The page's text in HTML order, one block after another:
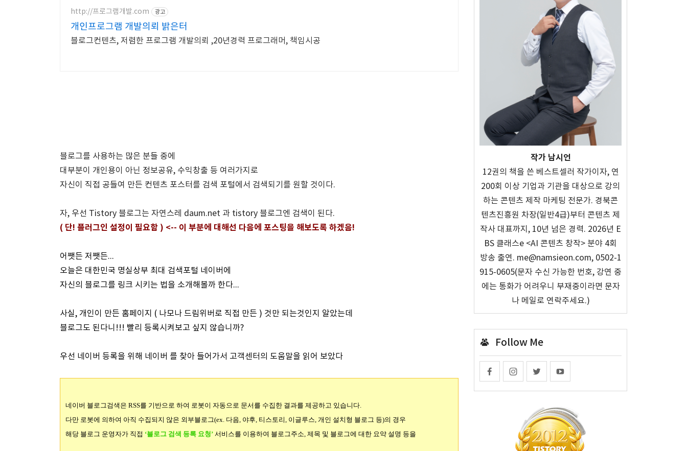
http://프로그램개발.com 광고
개인프로그램 개발의뢰 밝은터
블로그컨텐츠, 저렴한 프로그램 개발의뢰 ,20년경력 프로그래머, 책임시공
블로그를 사용하는 많은 분들 중에
대부분이 개인용이 아닌 정보공유, 수익창출 등 여러가지로
자신이 직접 공들여 만든 컨텐츠 포스터를 검색 포털에서 검색되기를 원할 것이다.
자, 우선 Tistory 블로그는 자연스레 daum.net 과 tistory 블로그엔 검색이 된다.
( 단! 플러그인 설정이 필요함 ) <-- 이 부분에 대해선 다음에 포스팅을 해보도록 하겠음!
어쨋든 저쨋든...
오늘은 대한민국 명실상부 최대 검색포털 네이버에
자신의 블로그를 링크 시키는 법을 소개해볼까 한다...
사실, 개인이 만든 홈페이지 ( 나모나 드림위버로 직접 만든 ) 것만 되는것인지 알았는데
블로그도 된다니!!! 빨리 등록시켜보고 싶지 않습니까?
우선 네이버 등록을 위해 네이버 를 찾아 들어가서 고객센터의 도움말을 읽어 보았다
네이버 블로그검색은 RSS를 기반으로 하여 로봇이 자동으로 문서를 수집한 결과를 제공하고 있습니다.
다만 로봇에 의하여 아직 수집되지 않은 외부블로그(ex. 다음, 야후, 티스토리, 이글루스, 개인 설치형 블로그 등)의 경우
해당 블로그 운영자가 직접 ‘블로그 검색 등록 요청’ 서비스를 이용하여 블로그주소, 제목 및 블로그에 대한 요약 설명 등을
작가 남시언
12권의 책을 쓴 베스트셀러 작가이자, 연
200회 이상 기업과 기관을 대상으로 강의
하는 콘텐츠 제작 마케팅 전문가. 경북콘
텐츠진흥원 차장(일반4급)부터 콘텐츠 제
작사 대표까지, 10년 넘은 경력. 2026년 E
BS 클래스e <AI 콘텐츠 창작> 분야 4회
방송 출연. me@namsieon.com, 0502-1
915-0605(문자 수신 가능한 번호, 강연 중
에는 통화가 어려우니 부재중이라면 문자
나 메일로 연락주세요.)
Follow Me